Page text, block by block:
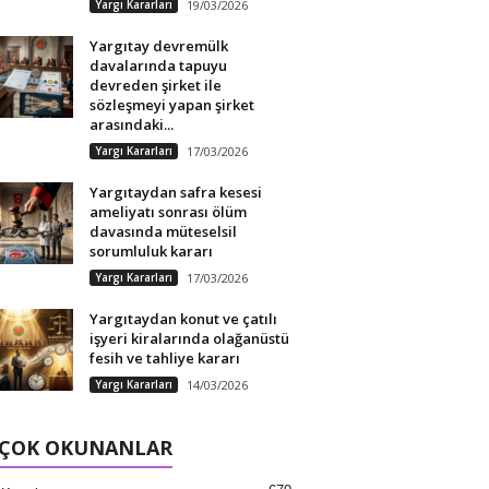
Yargı Kararları 19/03/2026
Yargıtay devremülk
davalarında tapuyu
devreden şirket ile
sözleşmeyi yapan şirket
arasındaki...
Yargı Kararları 17/03/2026
Yargıtaydan safra kesesi
ameliyatı sonrası ölüm
davasında müteselsil
sorumluluk kararı
Yargı Kararları 17/03/2026
Yargıtaydan konut ve çatılı
işyeri kiralarında olağanüstü
fesih ve tahliye kararı
Yargı Kararları 14/03/2026
OKUNANLAR